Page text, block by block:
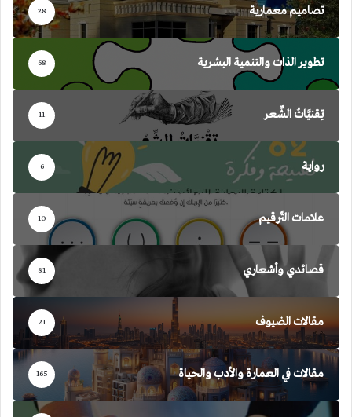
تصاميم معمارية 28
تطوير الذات والتنمية البشرية 68
تِقنيَّاتُ الشِّعر 11
رواية 6
علامات التّرقيم 10
قصائدي وأشعاري 81
مقالات الضيوف 21
مقالات في العمارة والأدب والحياة 165